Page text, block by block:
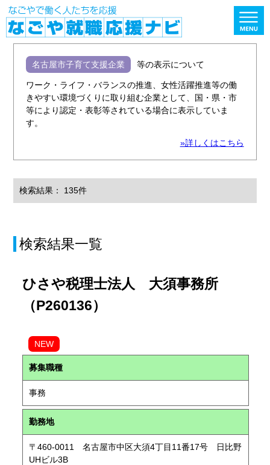
名古屋市子育て支援企業 等の表示について
ワーク・ライフ・バランスの推進、女性活躍推進等の働
きやすい環境づくりに取り組む企業として、国・県・市
等により認定・表彰等されている場合に表示していま
す。
»詳しくはこちら
検索結果： 135件
検索結果一覧
ひさや税理士法人 大須事務所
（P260136）
NEW
募集職種
事務
勤務地
〒460-0011 名古屋市中区大須4丁目11番17号 日比野
UHビル3B